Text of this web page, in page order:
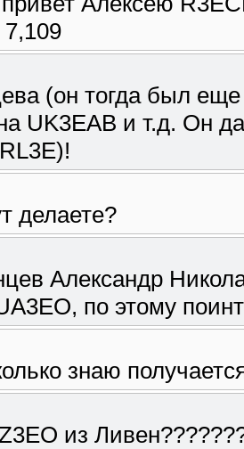
(он тогда был еще
UK3EAB и т.д. Он
делаете?
Александр
по этому
знаю
из